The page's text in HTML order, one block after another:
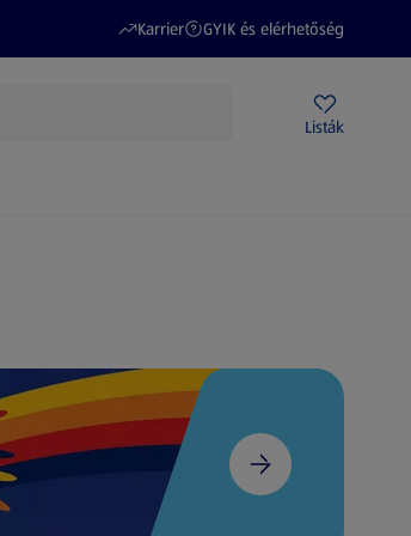
Karrier
(új oldalon nyílik meg)
GYIK és elérhetőség
(új oldalon nyílik meg)
Listák